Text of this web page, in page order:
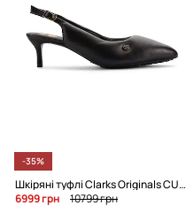
-35%
Шкіряні туфлі Clarks Originals CUR Sling 1
6999 грн
10799 грн